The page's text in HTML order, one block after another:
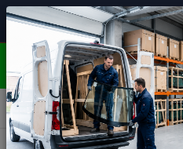
🚘
Čelní skla pro
unikátní vozy
📞
OBJEDNÁVEJTE DO